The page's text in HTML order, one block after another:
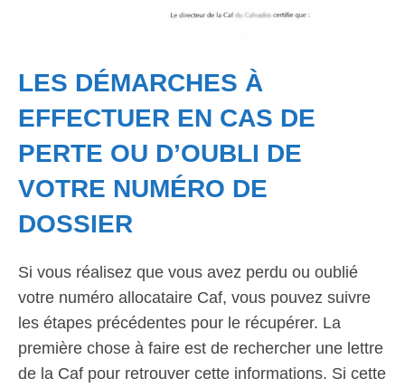
LES DÉMARCHES À
EFFECTUER EN CAS DE
PERTE OU D’OUBLI DE
VOTRE NUMÉRO DE
DOSSIER
Si vous réalisez que vous avez perdu ou oublié
votre numéro allocataire Caf, vous pouvez suivre
les étapes précédentes pour le récupérer. La
première chose à faire est de rechercher une lettre
de la Caf pour retrouver cette informations. Si cette